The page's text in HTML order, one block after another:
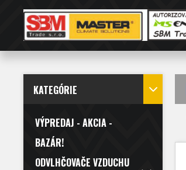
KATEGÓRIE
VÝPREDAJ - AKCIA -
BAZÁR!
ODVLHČOVAČE VZDUCHU